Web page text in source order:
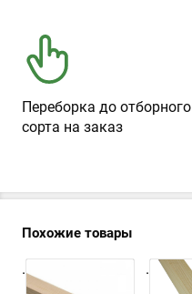
Переборка до отборного
сорта на заказ
Похожие товары
. .